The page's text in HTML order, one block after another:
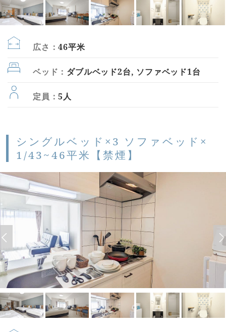
広さ：46平米
ベッド： ダブルベッド2台, ソファベッド1台
定員：5人
シングルベッド×3 ソファベッド×
1/43~46平米【禁煙】